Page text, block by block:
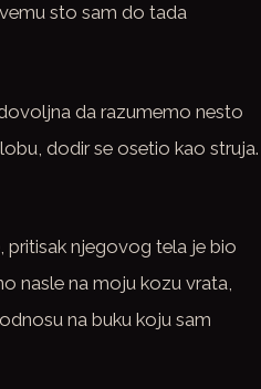
sto sam do tada
da razumemo nesto
dodir se osetio kao struja.
pritisak njegovog tela je bio
nasle na moju kozu vrata,
na buku koju sam